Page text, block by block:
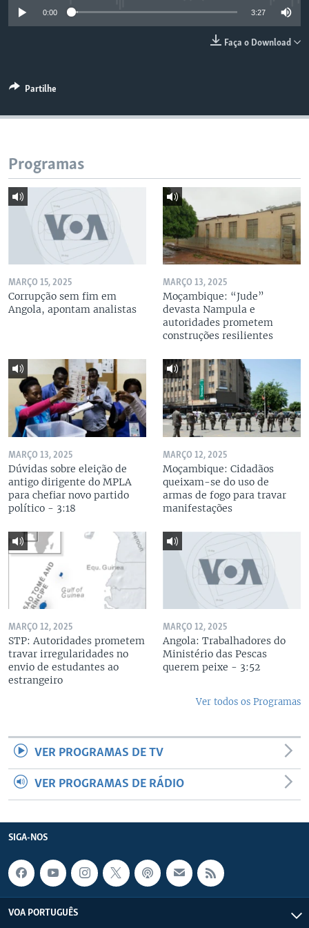
0:00 3:27
Faça o Download
Partilhe
Programas
MARÇO 15, 2025
Corrupção sem fim em
Angola, apontam analistas
MARÇO 13, 2025
Moçambique: “Jude”
devasta Nampula e
autoridades prometem
construções resilientes
MARÇO 13, 2025
Dúvidas sobre eleição de
antigo dirigente do MPLA
para chefiar novo partido
político - 3:18
MARÇO 12, 2025
Moçambique: Cidadãos
queixam-se do uso de
armas de fogo para travar
manifestações
MARÇO 12, 2025
STP: Autoridades prometem
travar irregularidades no
envio de estudantes ao
estrangeiro
MARÇO 12, 2025
Angola: Trabalhadores do
Ministério das Pescas
querem peixe - 3:52
Ver todos os Programas
VER PROGRAMAS DE TV
VER PROGRAMAS DE RÁDIO
SIGA-NOS
VOA PORTUGUÊS